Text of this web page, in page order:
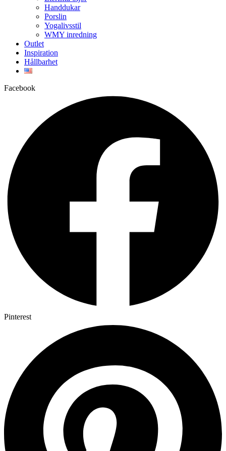
Handdukar
Porslin
Yogalivsstil
WMY inredning
Outlet
Inspiration
Hållbarhet
Facebook
Pinterest